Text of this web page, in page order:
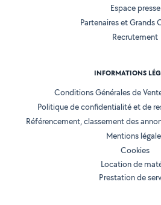
Espace presse
Partenaires et Grands
Recrutement
INFORMATIONS
Conditions Générales de
Politique de confidentialité et de
Référencement, classement des
Mentions
Cookies
Location de
Prestation de